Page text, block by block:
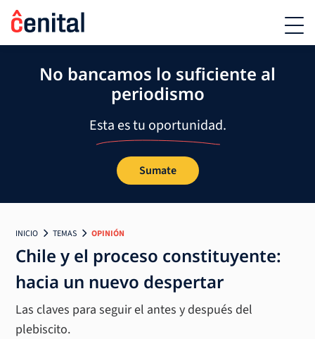
No bancamos lo suficiente al
periodismo
Esta es tu oportunidad.
Sumate
INICIO TEMAS OPINIÓN
Chile y el proceso constituyente:
hacia un nuevo despertar
Las claves para seguir el antes y después del
plebiscito.